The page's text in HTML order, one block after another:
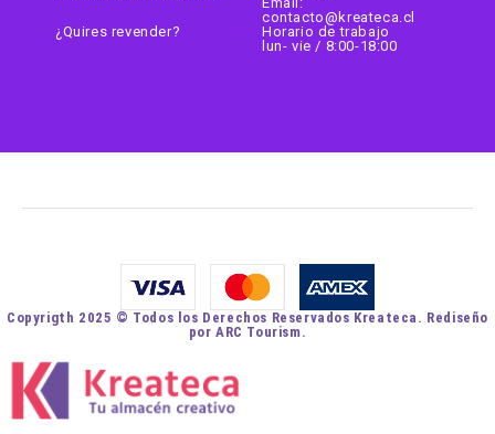
contacto@kreateca.cl
Horario de trabajo
lun- vie / 8:00-18:00
¿Quires revender?
Copyrigth 2025 © Todos los Derechos Reservados Kreateca. Rediseño
por ARC Tourism.